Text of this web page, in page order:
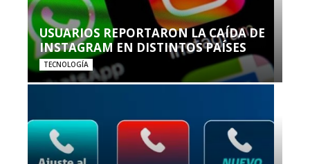
USUARIOS REPORTARON LA CAÍDA DE
INSTAGRAM EN DISTINTOS PAÍSES
TECNOLOGÍA